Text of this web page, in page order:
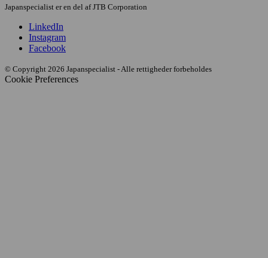
Japanspecialist er en del af JTB Corporation
LinkedIn
Instagram
Facebook
© Copyright 2026 Japanspecialist - Alle rettigheder forbeholdes
Cookie Preferences